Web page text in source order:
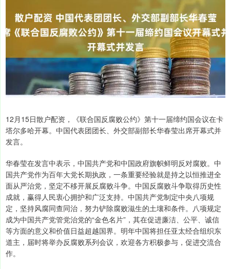
12月15日散户配资，《联合国反腐败公约》第十一届缔约国会议在卡
塔尔多哈开幕。中国代表团团长、外交部副部长华春莹出席开幕式并
发言。
华春莹在发言中表示，中国共产党和中国政府旗帜鲜明反对腐败。中
国共产党作为百年大党长期执政，一条重要经验就是持之以恒推进全
面从严治党，坚定不移开展反腐败斗争。中国反腐败斗争取得历史性
成就，赢得人民衷心拥护和广泛支持。中国共产党制定中央八项规
定，坚持风腐同查同治，努力铲除腐败滋生的土壤和条件。八项规定
成为中国共产党管党治党的“金色名片”，其在促进廉洁、公平、诚信
等方面的意义和价值日益超越国界。明年中国将担任亚太经合组织东
道主，届时将举办反腐败系列会议，欢迎各方积极参与，促进交流合
作。